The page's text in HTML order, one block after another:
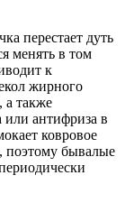
перестает дуть
менять в том
к
жирного
а также
или антифриза в
ковровое
поэтому бывалые